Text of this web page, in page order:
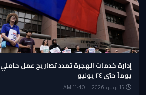
يوماً حتى ٢٤ يوليو